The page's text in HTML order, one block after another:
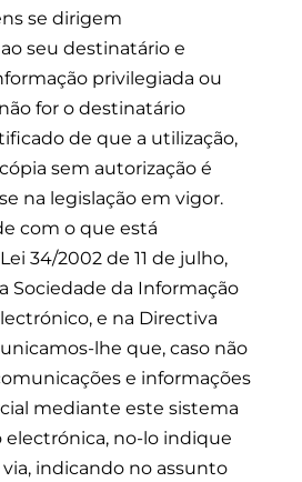
se dirigem
seu destinatário e
privilegiada ou
for o destinatário
de que a utilização,
sem autorização é
na legislação em vigor.
com o que está
34/2002 de 11 de julho,
Sociedade da Informação
e na Directiva
lhe que, caso não
e informações
mediante este sistema
no-lo indique
indicando no assunto